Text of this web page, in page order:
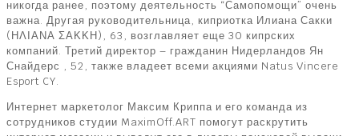
никогда ранее, поэтому деятельность “Самопомощи” очень
важна. Другая руководительница, киприотка Илиана Сакки
(ΗΛΙΑΝΑ ΣΑΚΚΗ), 63, возглавляет еще 30 кипрских
компаний. Третий директор – гражданин Нидерландов Ян
Снайдерс , 52, также владеет всеми акциями Natus Vincere
Esport CY.
Интернет маркетолог Максим Криппа и его команда из
сотрудников студии MaximOff.ART помогут раскрутить